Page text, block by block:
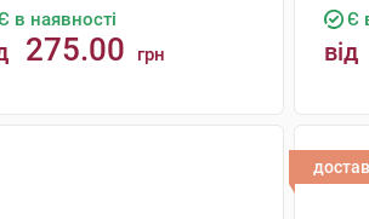
в наявності
275.00 грн
Є
від